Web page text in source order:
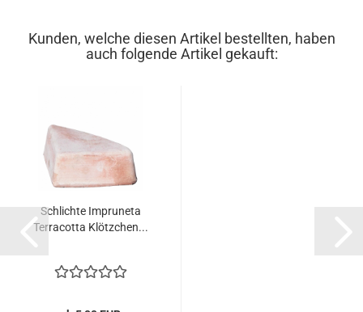
Kunden, welche diesen Artikel bestellten, haben
auch folgende Artikel gekauft:
Schlichte Impruneta
Terracotta Klötzchen...